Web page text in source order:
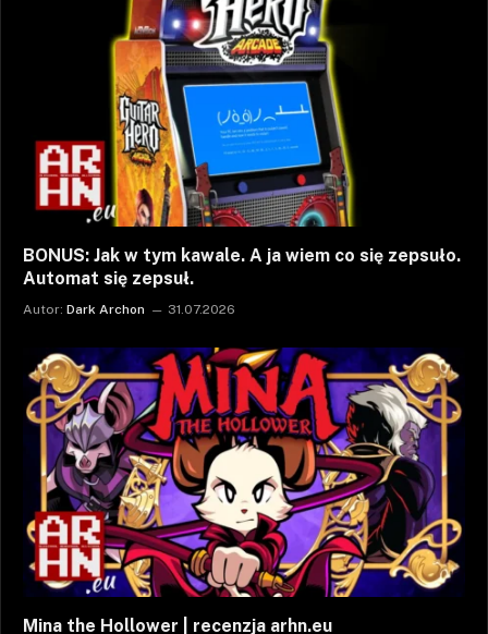
BONUS: Jak w tym kawale. A ja wiem co się zepsuło.
Automat się zepsuł.
Autor: Dark Archon 31.07.2026
Mina the Hollower | recenzja arhn.eu